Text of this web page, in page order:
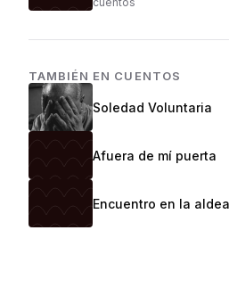
TAMBIÉN EN CUENTOS
Soledad Voluntaria
Afuera de mí puerta
Encuentro en la aldea